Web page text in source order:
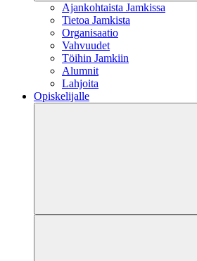
Ajankohtaista Jamkissa
Tietoa Jamkista
Organisaatio
Vahvuudet
Töihin Jamkiin
Alumnit
Lahjoita
Opiskelijalle